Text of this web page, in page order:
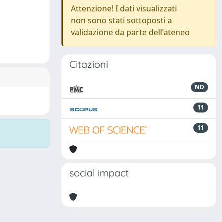
Attenzione! I dati visualizzati
non sono stati sottoposti a
validazione da parte dell'ateneo
Citazioni
ND
11
11
social impact